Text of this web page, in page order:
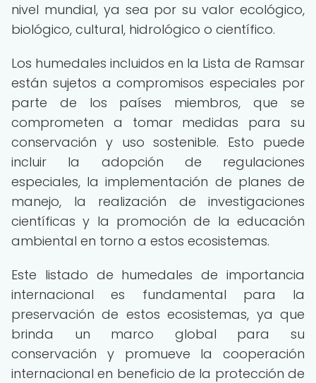
nivel mundial, ya sea por su valor ecológico,
biológico, cultural, hidrológico o científico.
Los humedales incluidos en la Lista de Ramsar
están sujetos a compromisos especiales por
parte de los países miembros, que se
comprometen a tomar medidas para su
conservación y uso sostenible. Esto puede
incluir la adopción de regulaciones
especiales, la implementación de planes de
manejo, la realización de investigaciones
científicas y la promoción de la educación
ambiental en torno a estos ecosistemas.
Este listado de humedales de importancia
internacional es fundamental para la
preservación de estos ecosistemas, ya que
brinda un marco global para su
conservación y promueve la cooperación
internacional en beneficio de la protección de